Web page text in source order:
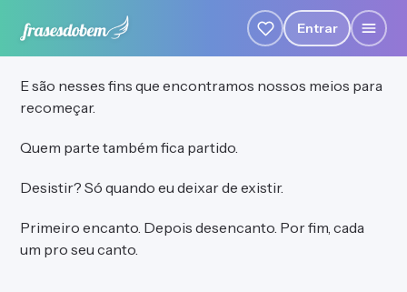
Entrar
E são nesses fins que encontramos nossos meios para
recomeçar.
Quem parte também fica partido.
Desistir? Só quando eu deixar de existir.
Primeiro encanto. Depois desencanto. Por fim, cada
um pro seu canto.